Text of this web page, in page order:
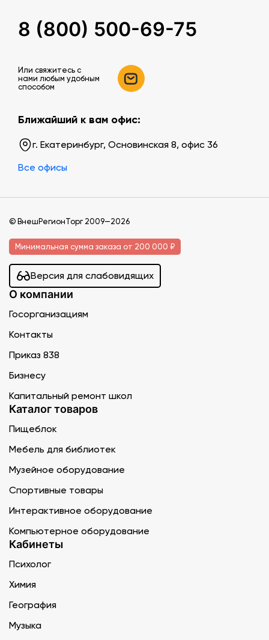
8 (800) 500-69-75
Или свяжитесь c
нами любым удобным
способом
Ближайший к вам офис:
г. Екатеринбург, Основинская 8, офис 36
Все офисы
© ВнешРегионТорг 2009—2026
Минимальная сумма заказа от 200 000 ₽
Версия для слабовидящих
О компании
Госорганизациям
Контакты
Приказ 838
Бизнесу
Капитальный ремонт школ
Каталог товаров
Пищеблок
Мебель для библиотек
Музейное оборудование
Спортивные товары
Интерактивное оборудование
Компьютерное оборудование
Кабинеты
Психолог
Химия
География
Музыка